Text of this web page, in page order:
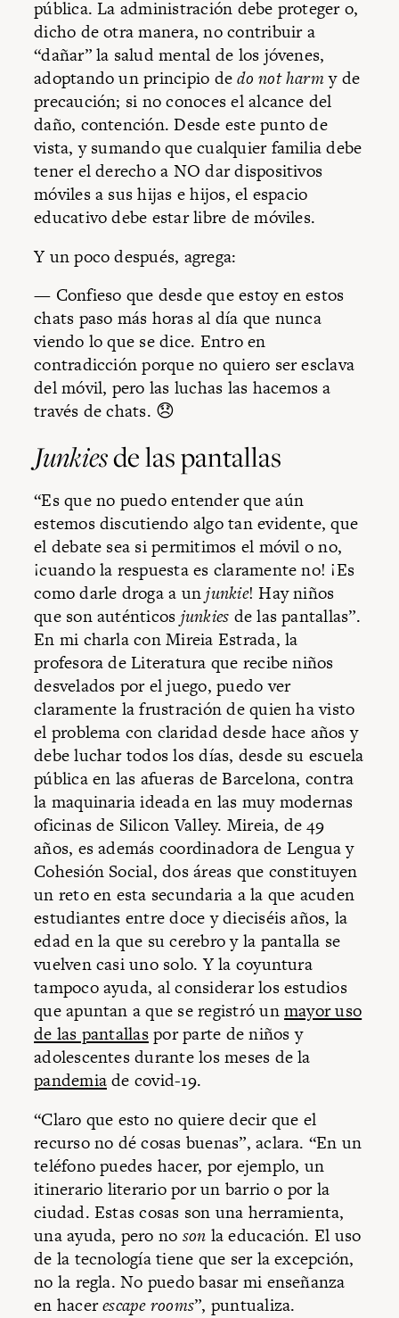
pública. La administración debe proteger o,
dicho de otra manera, no contribuir a
“dañar” la salud mental de los jóvenes,
adoptando un principio dedo not harmy de
precaución; si no conoces el alcance del
daño, contención. Desde este punto de
vista, y sumando que cualquier familia debe
tener el derecho a NO dar dispositivos
móviles a sus hijas e hijos, el espacio
educativo debe estar libre de móviles.
Y un poco después, agrega:
— Confieso que desde que estoy en estos
chats paso más horas al día que nunca
viendo lo que se dice. Entro en
contradicción porque no quiero ser esclava
del móvil, pero las luchas las hacemos a
través de chats. 😞
Junkiesde las pantallas
“Es que no puedo entender que aún
estemos discutiendo algo tan evidente, que
el debate sea si permitimos el móvil o no,
¡cuando la respuesta es claramente no! ¡Es
como darle droga a unjunkie! Hay niños
que son auténticos junkies de las pantallas”.
En mi charla con Mireia Estrada, la
profesora de Literatura que recibe niños
desvelados por el juego, puedo ver
claramente la frustración de quien ha visto
el problema con claridad desde hace años y
debe luchar todos los días, desde su escuela
pública en las afueras de Barcelona, contra
la maquinaria ideada en las muy modernas
oficinas de Silicon Valley. Mireia, de 49
años, es además coordinadora de Lengua y
Cohesión Social, dos áreas que constituyen
un reto en esta secundaria a la que acuden
estudiantes entre doce y dieciséis años, la
edad en la que su cerebro y la pantalla se
vuelven casi uno solo. Y la coyuntura
tampoco ayuda, al considerar los estudios
que apuntan a que se registró unmayor uso
de las pantallaspor parte de niños y
adolescentes durante los meses de la
pandemiade covid-19.
“Claro que esto no quiere decir que el
recurso no dé cosas buenas”, aclara. “En un
teléfono puedes hacer, por ejemplo, un
itinerario literario por un barrio o por la
ciudad. Estas cosas son una herramienta,
una ayuda, pero no son la educación. El uso
de la tecnología tiene que ser la excepción,
no la regla. No puedo basar mi enseñanza
en hacerescape rooms”, puntualiza.